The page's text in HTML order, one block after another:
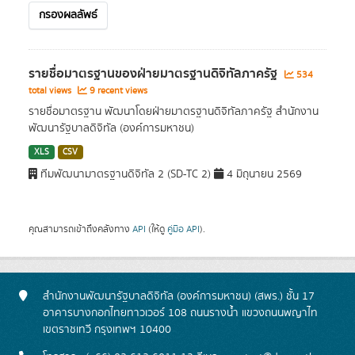
กรองผลลัพธ์
รายชื่อมาตรฐานของฝ่ายมาตรฐานดิจิทัลภาครัฐ
534
total views
9 recent views
รายชื่อมาตรฐาน พัฒนาโดยฝ่ายมาตรฐานดิจิทัลภาครัฐ สำนักงาน
พัฒนารัฐบาลดิจิทัล (องค์การมหาชน)
XLS CSV
ทีมพัฒนามาตรฐานดิจิทัล 2 (SD-TC 2) 4 มิถุนายน 2569
คุณสามารถเข้าถึงคลังทาง API (ให้ดู คู่มือ API).
สำนักงานพัฒนารัฐบาลดิจิทัล (องค์การมหาชน) (สพร.) ชั้น 17
อาคารบางกอกไทยทาวเวอร์ 108 ถนนรางน้ำ แขวงถนนพญาไท
เขตราชเทวี กรุงเทพฯ 10400